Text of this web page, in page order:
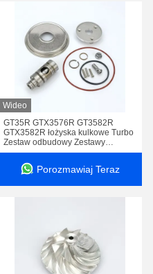
Wideo
GT35R GTX3576R GT3582R
GTX3582R łożyska kulkowe Turbo
Zestaw odbudowy Zestawy
naprawcze Zestawy serwisowe
Porozmawiaj Teraz